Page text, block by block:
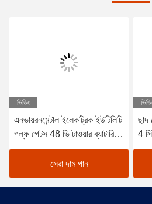
ভিডিও
এনভায়রনমেন্টাল ইলেকট্রিক ইউটিলিটি
গল্ফ গেটস 48 ভি টাওয়ার ব্যাটারি 6
* 8 ভি
সেরা দাম পান
ছাদ
4
গেট